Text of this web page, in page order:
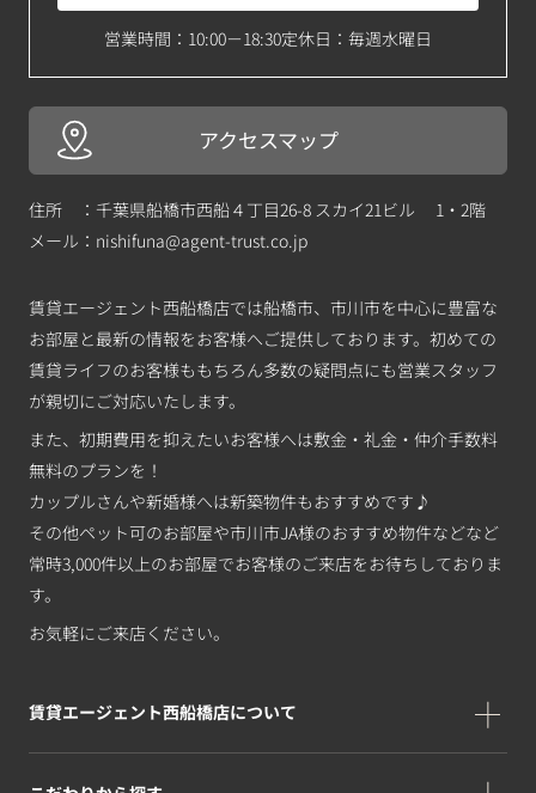
営業時間：10:00－18:30定休日：毎週水曜日
アクセスマップ
住所 ：千葉県船橋市西船４丁目26-8 スカイ21ビル 1・2階
メール： nishifuna@agent-trust.co.jp
賃貸エージェント西船橋店では船橋市、市川市を中心に豊富な
お部屋と最新の情報をお客様へご提供しております。初めての
賃貸ライフのお客様ももちろん多数の疑問点にも営業スタッフ
が親切にご対応いたします。
また、初期費用を抑えたいお客様へは敷金・礼金・仲介手数料
無料のプランを！
カップルさんや新婚様へは新築物件もおすすめです♪
その他ペット可のお部屋や市川市JA様のおすすめ物件などなど
常時3,000件以上のお部屋でお客様のご来店をお待ちしておりま
す。
お気軽にご来店ください。
賃貸エージェント西船橋店について